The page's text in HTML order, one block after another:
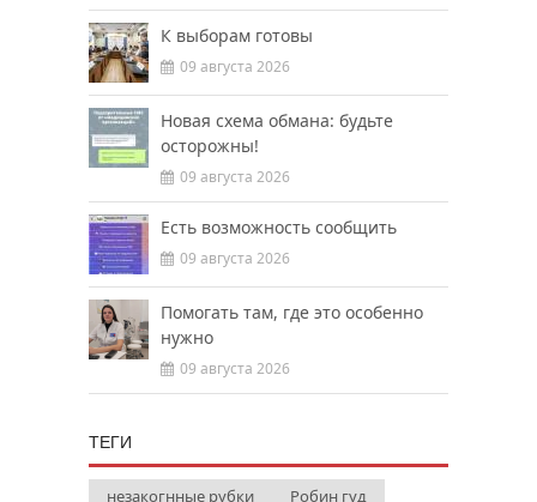
К выборам готовы
09 августа 2026
Новая схема обмана: будьте
осторожны!
09 августа 2026
Есть возможность сообщить
09 августа 2026
Помогать там, где это особенно
нужно
09 августа 2026
ТЕГИ
незакогнные рубки
Робин гуд